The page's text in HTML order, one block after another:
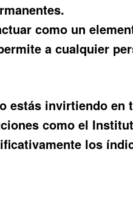
como un
a cualquier
estás invirtiendo en
como el
los